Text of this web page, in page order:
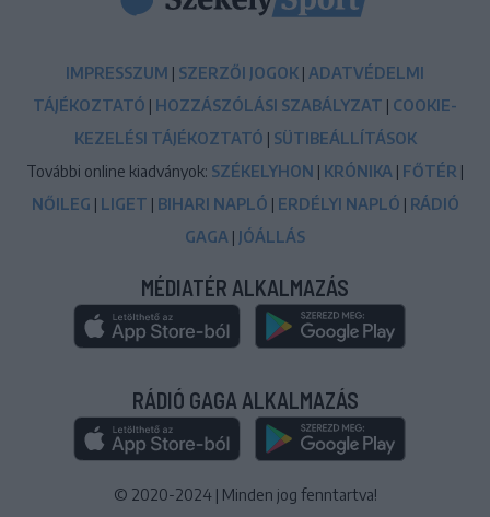
IMPRESSZUM | SZERZŐI JOGOK | ADATVÉDELMI
TÁJÉKOZTATÓ | HOZZÁSZÓLÁSI SZABÁLYZAT | COOKIE-
KEZELÉSI TÁJÉKOZTATÓ | SÜTIBEÁLLÍTÁSOK
További online kiadványok: SZÉKELYHON | KRÓNIKA | FŐTÉR |
NŐILEG | LIGET | BIHARI NAPLÓ | ERDÉLYI NAPLÓ | RÁDIÓ
GAGA | JÓÁLLÁS
MÉDIATÉR ALKALMAZÁS
RÁDIÓ GAGA ALKALMAZÁS
© 2020-2024 | Minden jog fenntartva!